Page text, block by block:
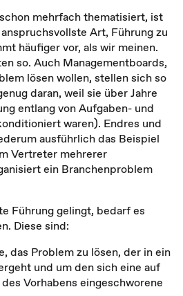
mehrfach thematisiert, ist
Art, Führung zu
häufiger vor, als wir meinen.
so. Auch Managementboards,
lösen wollen, stellen sich so
daran, weil sie über Jahre
entlang von Aufgaben- und
waren). Endres und
ausführlich das Beispiel
Vertreter mehrerer
ein Branchenproblem
Führung gelingt, bedarf es
Diese sind:
das Problem zu lösen, der in ein
und um den sich eine auf
Vorhabens eingeschworene